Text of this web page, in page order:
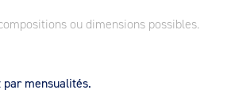
ou dimensions possibles.
par mensualités.